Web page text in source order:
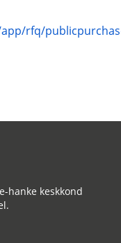
rfq/
hanke keskkond